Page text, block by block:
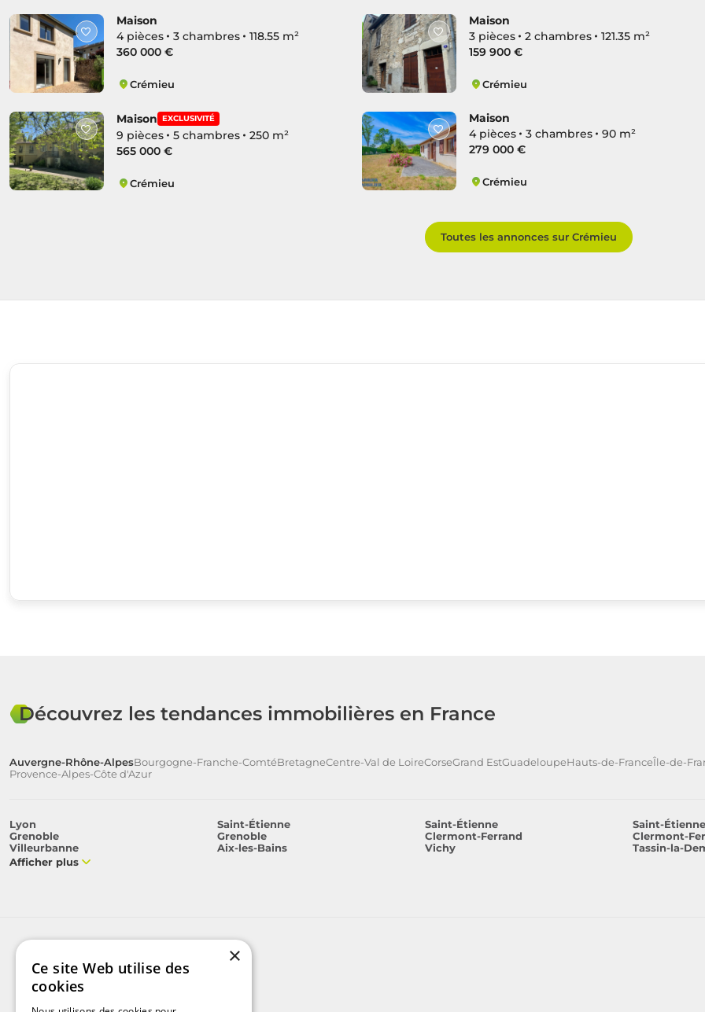
Maison
4 pièces
3 chambres
118.55 m²
360 000 €
Crémieu
Maison
3 pièces
2 chambres
121.35 m²
159 900 €
Crémieu
Maison EXCLUSIVITÉ
9 pièces 5 chambres
250 m²
565 000 €
Crémieu
Maison
4 pièces
3 chambres
90 m²
279 000 €
Crémieu
Toutes les annonces sur Crémieu
Découvrez les tendances immobilières en France
Auvergne-Rhône-AlpesBourgogne-Franche-ComtéBretagneCentre-Val de LoireCorseGrand EstGuadeloupeHauts-de-FranceÎle-de-
Provence-Alpes-Côte d'Azur
Lyon Saint-Étienne Saint-Étienne
Saint-
Grenoble
Grenoble Clermont-Ferrand
Clermont-
Villeurbanne
Aix-les-Bains Vichy
Tassin-la-
Afficher plus
×
Ce site Web utilise des
cookies